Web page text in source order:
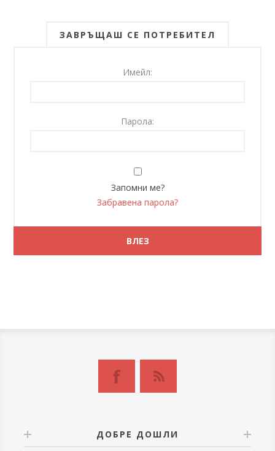
ЗАВРЪЩАШ СЕ ПОТРЕБИТЕЛ
Имейл:
Парола:
Запомни ме?
Забравена парола?
ДОБРЕ ДОШЛИ